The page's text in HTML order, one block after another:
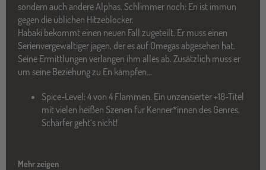
sondern auch andere Alphas. Schlimmer noch: En ist immun
gegen die üblichen Hitzeblocker.
Habaki bekommt einen neuen Fall zugeteilt. Er muss einen
Serienvergewaltiger jagen, der es auf Omegas abgesehen hat.
Seine Ermittlungen verlangen ihm alles ab. Zusätzlich muss er
um seine Beziehung zu En kämpfen...
Spice-Level: 4 von 4 Flammen. Ein unzensierter +18-Titel
mit vielen heißen Szenen für Kenner*innen des Genres.
Schärfer geht‘s nicht!
Mehr zeigen